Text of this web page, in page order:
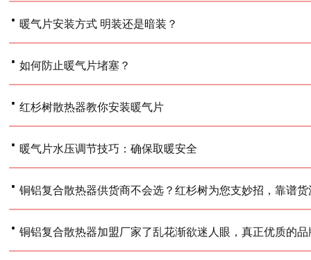
· 暖气片安装方式 明装还是暗装？
· 如何防止暖气片堵塞？
· 红杉树散热器教你安装暖气片
· 暖气片水压调节技巧：确保取暖安全
· 铜铝复合散热器供货商不会选？红杉树为您支妙招，靠谱货
· 铜铝复合散热器加盟厂家了乱花渐欲迷人眼，真正优质的